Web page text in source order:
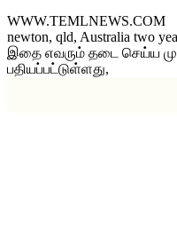
WWW.TEMLNEWS.COM
newton, qld, Australia two
இதை எவரும் தடை செய்ய
பதியப்பட்டுள்ளது,